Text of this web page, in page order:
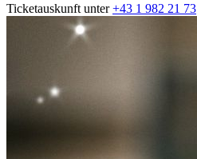
Ticketauskunft unter+43 1 982 21 73